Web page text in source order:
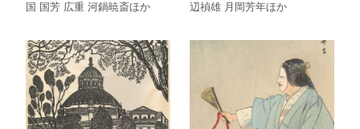
国 国芳 広重 河鍋暁斎ほか
辺禎雄 月岡芳年ほか